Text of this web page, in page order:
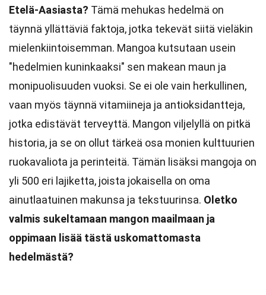
Etelä-Aasiasta? Tämä mehukas hedelmä on
täynnä yllättäviä faktoja, jotka tekevät siitä vieläkin
mielenkiintoisemman. Mangoa kutsutaan usein
"hedelmien kuninkaaksi" sen makean maun ja
monipuolisuuden vuoksi. Se ei ole vain herkullinen,
vaan myös täynnä vitamiineja ja antioksidantteja,
jotka edistävät terveyttä. Mangon viljelyllä on pitkä
historia, ja se on ollut tärkeä osa monien kulttuurien
ruokavaliota ja perinteitä. Tämän lisäksi mangoja on
yli 500 eri lajiketta, joista jokaisella on oma
ainutlaatuinen makunsa ja tekstuurinsa. Oletko
valmis sukeltamaan mangon maailmaan ja
oppimaan lisää tästä uskomattomasta
hedelmästä?